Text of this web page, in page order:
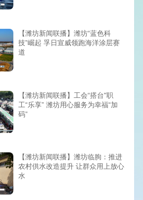
【潍坊新闻联播】潍坊“蓝色科
技”崛起 孚日宣威领跑海洋涂层赛
道
【潍坊新闻联播】工会“搭台"职
工“乐享” 潍坊用心服务为幸福“加
码”
【潍坊新闻联播】潍坊临朐：推进
农村供水改造提升 让群众用上放心
水